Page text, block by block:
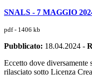
SNALS - 7 MAGGIO
pdf - 1406 kb
Pubblicato: 18.04.2024 -
Eccetto dove diversamente
rilasciato sotto Licenza